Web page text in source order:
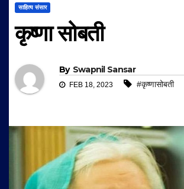
साहित्य संसार
कृष्णा सोबती
By Swapnil Sansar
FEB 18, 2023 #कृष्णासोबती